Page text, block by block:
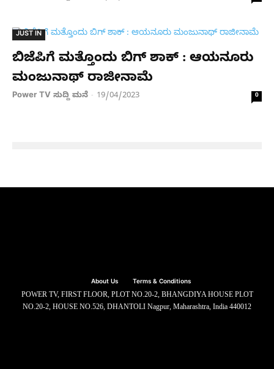
JUST IN
ಬಿಜೆಪಿಗೆ ಮತ್ತೊಂದು ಬಿಗ್​ ಶಾಕ್ : ಆಯನೂರು
ಮಂಜುನಾಥ್ ರಾಜೀನಾಮೆ
Power TV ಸುದ್ದಿ ಮನೆ - 19/04/2023 0
About Us Terms & Conditions
POWER TV, FIRST FLOOR, PLOT NO.20-2, BHANGDIYA HOUSE PLOT
NO.20-2, HOUSE NO.526, DHANTOLI Nagpur, Maharashtra, India 440012